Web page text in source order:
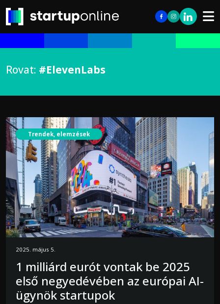
Rovat: #ElevenLabs
Trendek, elemzések
2025. május 5.
1 milliárd eurót vontak be 2025
első negyedévében az európai AI-
ügynök startupok